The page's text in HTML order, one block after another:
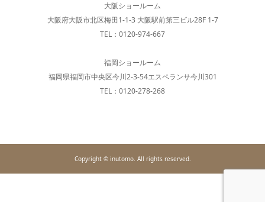
大阪ショールーム
大阪府大阪市北区梅田1-1-3 大阪駅前第三ビル28F 1-7
TEL：0120-974-667
福岡ショールーム
福岡県福岡市中央区今川2-3-54エスペランサ今川301
TEL：0120-278-268
Copyright © inutomo. All rights reserved.